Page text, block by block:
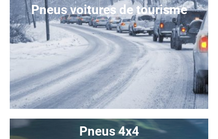
Pneus voitures de tourisme
Pneus 4x4